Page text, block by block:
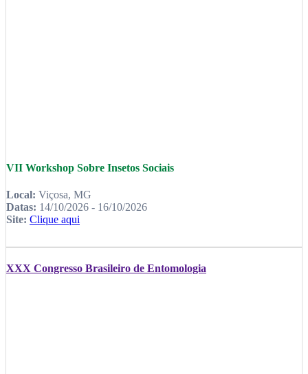
VII Workshop Sobre Insetos Sociais
Local: Viçosa, MG
Datas: 14/10/2026 - 16/10/2026
Site: Clique aqui
XXX Congresso Brasileiro de Entomologia